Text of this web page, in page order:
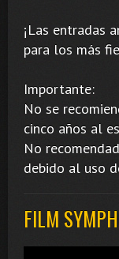
¡Las entradas
para los más
Importante:
No se
cinco años al
No
debido al uso
FILM